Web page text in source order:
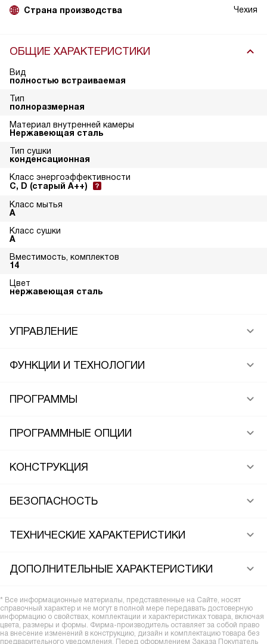
Страна производства Чехия
ОБЩИЕ ХАРАКТЕРИСТИКИ
Вид
полностью встраиваемая
Тип
полноразмерная
Материал внутренней камеры
Нержавеющая сталь
Тип сушки
конденсационная
Класс энергоэффективности
C, D (старый A++)
Класс мытья
A
Класс сушки
A
Вместимость, комплектов
14
Цвет
нержавеющая сталь
УПРАВЛЕНИЕ
ФУНКЦИИ И ТЕХНОЛОГИИ
ПРОГРАММЫ
ПРОГРАММНЫЕ ОПЦИИ
КОНСТРУКЦИЯ
БЕЗОПАСНОСТЬ
ТЕХНИЧЕСКИЕ ХАРАКТЕРИСТИКИ
ДОПОЛНИТЕЛЬНЫЕ ХАРАКТЕРИСТИКИ
* Все информационные материалы, представленные на Сайте, носят
справочный характер и не могут в полной мере передавать достоверную
информацию о свойствах, комплектации и характеристиках товара, включая
цвета, размеры и формы. Фирма-производитель оставляет за собой право
на внесение изменений в конструкцию, дизайн и комплектацию товара без
предварительного уведомления. Перед оформлением Заказа Покупатель